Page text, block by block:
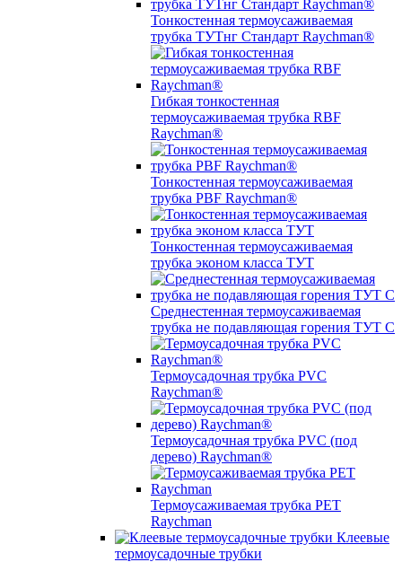
Тонкостенная термоусаживаемая
трубка ТУТнг Стандарт Raychman®
Гибкая тонкостенная
термоусаживаемая трубка RBF
Raychman®
Тонкостенная термоусаживаемая
трубка PBF Raychman®
Тонкостенная термоусаживаемая
трубка эконом класса ТУТ
Среднестенная термоусаживаемая
трубка не подавляющая горения ТУТ С
Термоусадочная трубка PVC
Raychman®
Термоусадочная трубка PVC (под
дерево) Raychman®
Термоусаживаемая трубка PET
Raychman
Клеевые
термоусадочные трубки